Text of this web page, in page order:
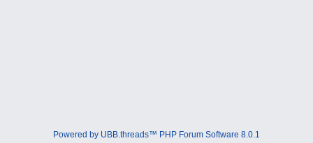
Powered by UBB.threads™ PHP Forum Software 8.0.1